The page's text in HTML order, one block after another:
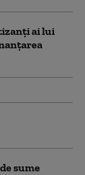
ai lui
sume